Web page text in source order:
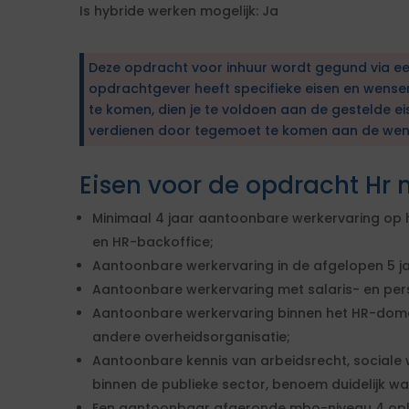
Is hybride werken mogelijk: Ja
Deze opdracht voor inhuur wordt gegund via
opdrachtgever heeft specifieke eisen en
te komen, dien je te voldoen aan de gestelde
verdienen door tegemoet te komen aan de
Eisen voor de opdracht Hr
Minimaal 4 jaar aantoonbare werkervaring
en HR-backoffice;
Aantoonbare werkervaring in de afgelopen 5
Aantoonbare werkervaring met salaris- en
Aantoonbare werkervaring binnen het HR-
andere overheidsorganisatie;
Aantoonbare kennis van arbeidsrecht,
binnen de publieke sector, benoem duidelijk